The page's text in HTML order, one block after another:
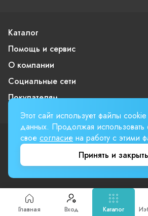
Главная Вход Каталог
Каталог
Помощь и сервис
О компании
Социальные сети
Покупателям
Пользовательское
Публичная оферта
Вверх страницы
Этот сайт использует файлы
данных. Продолжая использовать
свое согласие на работу с этими
Принять и закрыть